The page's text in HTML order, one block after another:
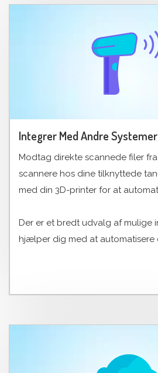
Integrer Med Andre Systemer
Modtag direkte scannede filer
scannere hos dine tilknyttede
med din 3D-printer for at
Der er et bredt udvalg af mulige
hjælper dig med at automatisere